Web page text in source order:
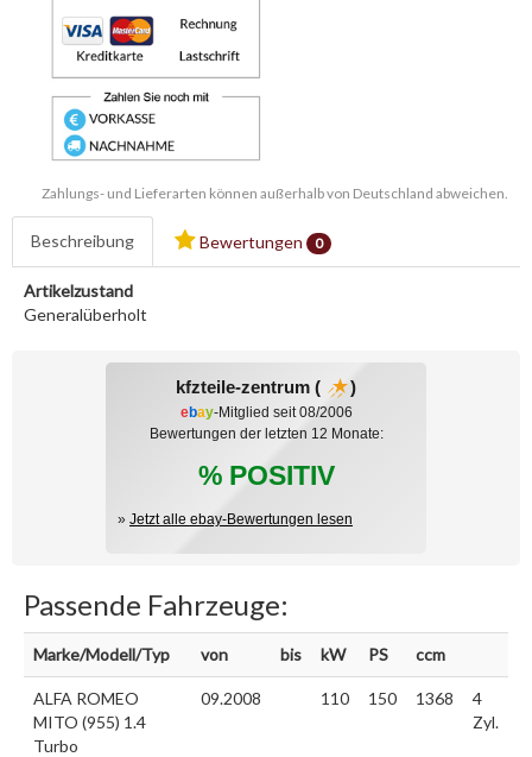
Zahlungs- und Lieferarten können außerhalb von Deutschland abweichen.
Beschreibung Bewertungen 0
Artikelzustand
Generalüberholt
kfzteile-zentrum ( )
ebay-Mitglied seit 08/2006
Bewertungen der letzten 12 Monate:
% POSITIV
» Jetzt alle ebay-Bewertungen lesen
Passende Fahrzeuge:
Marke/Modell/Typ von bis kW PS ccm
ALFA ROMEO
MITO (955) 1.4
Turbo
09.2008 110 150 1368
4
Zyl.